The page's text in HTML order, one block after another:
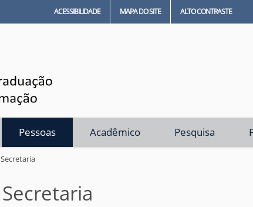
ACESSIBILIDADE MAPA DO SITE ALTO CONTRASTE
Pessoas Acadêmico Pesquisa
Secretaria
Secretaria